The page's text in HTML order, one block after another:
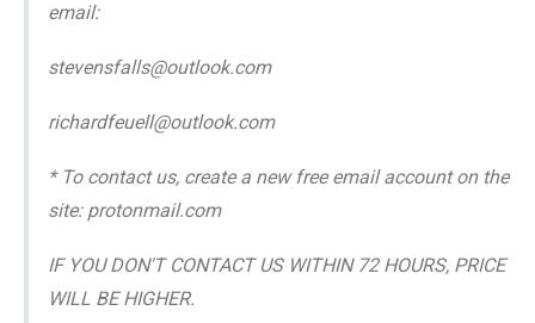
email:
stevensfalls@outlook.com
richardfeuell@outlook.com
* To contact us, create a new free email account on the
site: protonmail.com
IF YOU DON'T CONTACT US WITHIN 72 HOURS, PRICE
WILL BE HIGHER.